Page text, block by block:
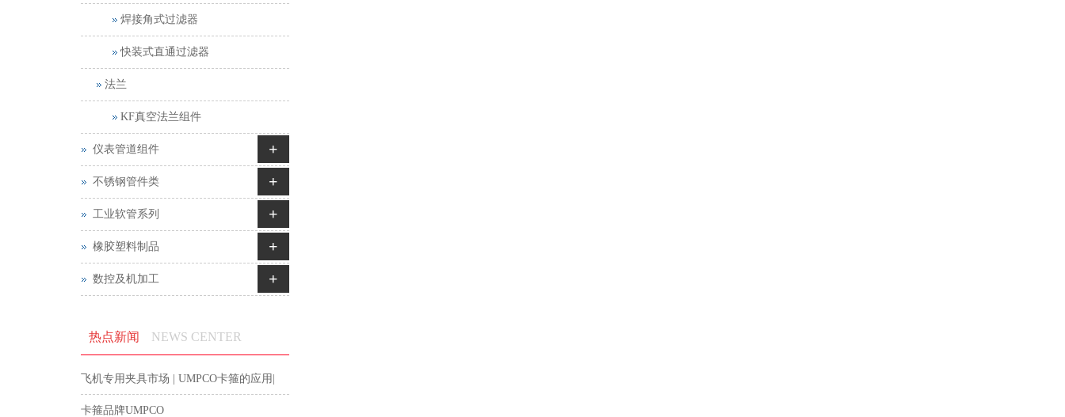
焊接角式过滤器
快装式直通过滤器
法兰
KF真空法兰组件
仪表管道组件 +
不锈钢管件类 +
工业软管系列 +
橡胶塑料制品 +
数控及机加工 +
热点新闻 NEWS CENTER
飞机专用夹具市场 | UMPCO卡箍的应用|
航空卡箍
卡箍品牌UMPCO